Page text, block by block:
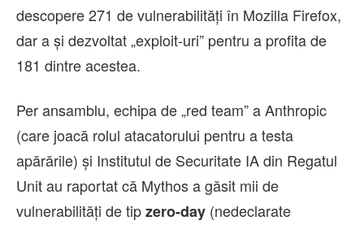
descopere 271 de vulnerabilități în Mozilla Firefox,
dar a și dezvoltat „exploit-uri” pentru a profita de
181 dintre acestea.
Per ansamblu, echipa de „red team” a Anthropic
(care joacă rolul atacatorului pentru a testa
apărările) și Institutul de Securitate IA din Regatul
Unit au raportat că Mythos a găsit mii de
vulnerabilități de tipzero-day (nedeclarate